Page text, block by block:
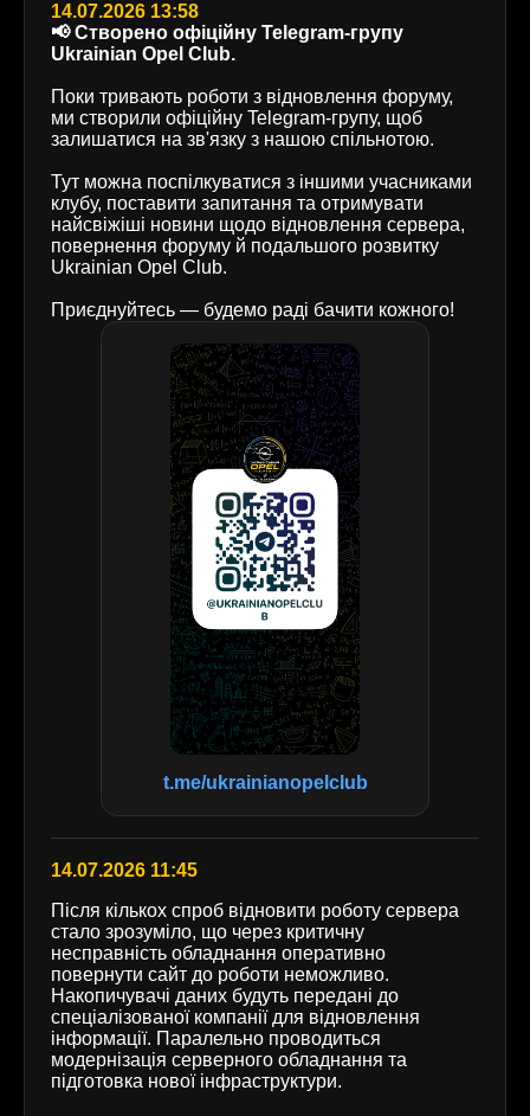
14.07.2026 13:58
📢 Створено офіційну Telegram-групу
Ukrainian Opel Club.
Поки тривають роботи з відновлення форуму,
ми створили офіційну Telegram-групу, щоб
залишатися на зв'язку з нашою спільнотою.
Тут можна поспілкуватися з іншими учасниками
клубу, поставити запитання та отримувати
найсвіжіші новини щодо відновлення сервера,
повернення форуму й подальшого розвитку
Ukrainian Opel Club.
Приєднуйтесь — будемо раді бачити кожного!
t.me/ukrainianopelclub
14.07.2026 11:45
Після кількох спроб відновити роботу сервера
стало зрозуміло, що через критичну
несправність обладнання оперативно
повернути сайт до роботи неможливо.
Накопичувачі даних будуть передані до
спеціалізованої компанії для відновлення
інформації. Паралельно проводиться
модернізація серверного обладнання та
підготовка нової інфраструктури.